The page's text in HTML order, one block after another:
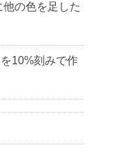
の色を足した
10%刻みで作